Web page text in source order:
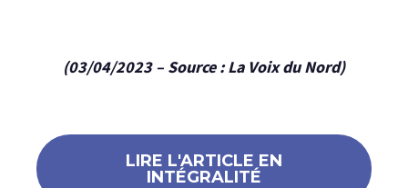
(03/04/2023 – Source : La Voix du Nord)
LIRE L'ARTICLE EN
INTÉGRALITÉ